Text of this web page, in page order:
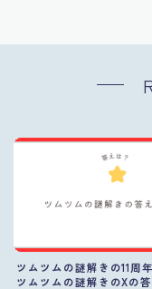
ツムツムの謎解きの11周
ツムツムの謎解きのXの